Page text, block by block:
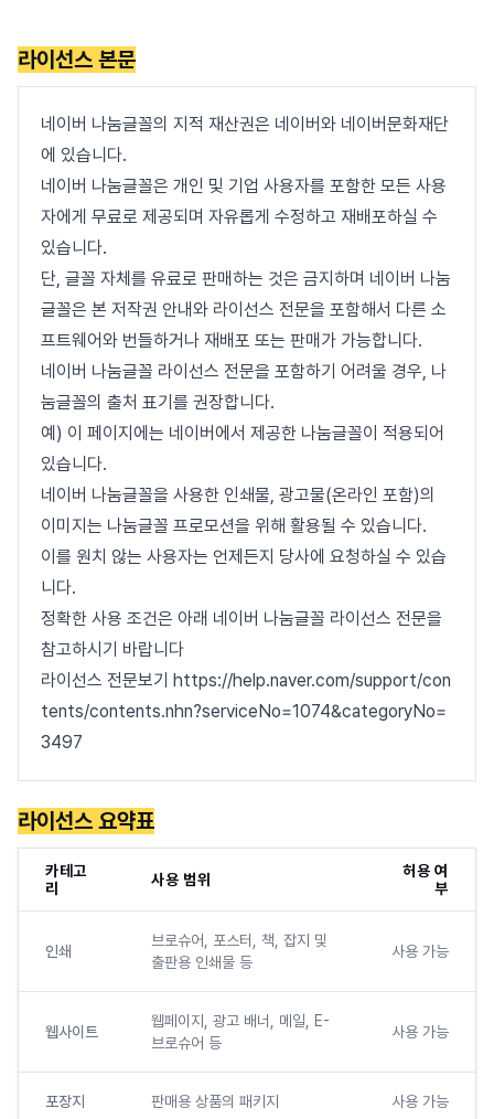
라이선스 본문
네이버 나눔글꼴의 지적 재산권은 네이버와 네이버문화재단
에 있습니다.
네이버 나눔글꼴은 개인 및 기업 사용자를 포함한 모든 사용
자에게 무료로 제공되며 자유롭게 수정하고 재배포하실 수
있습니다.
단, 글꼴 자체를 유료로 판매하는 것은 금지하며 네이버 나눔
글꼴은 본 저작권 안내와 라이선스 전문을 포함해서 다른 소
프트웨어와 번들하거나 재배포 또는 판매가 가능합니다.
네이버 나눔글꼴 라이선스 전문을 포함하기 어려울 경우, 나
눔글꼴의 출처 표기를 권장합니다.
예) 이 페이지에는 네이버에서 제공한 나눔글꼴이 적용되어
있습니다.
네이버 나눔글꼴을 사용한 인쇄물, 광고물(온라인 포함)의
이미지는 나눔글꼴 프로모션을 위해 활용될 수 있습니다.
이를 원치 않는 사용자는 언제든지 당사에 요청하실 수 있습
니다.
정확한 사용 조건은 아래 네이버 나눔글꼴 라이선스 전문을
참고하시기 바랍니다
라이선스 전문보기 https://help.naver.com/support/con
tents/contents.nhn?serviceNo=1074&categoryNo=
3497
라이선스 요약표
카테고
리
사용 범위
허용 여
부
인쇄
브로슈어, 포스터, 책, 잡지 및
출판용 인쇄물 등
사용 가능
웹사이트
웹페이지, 광고 배너, 메일, E-
브로슈어 등
사용 가능
포장지 판매용 상품의 패키지 사용 가능